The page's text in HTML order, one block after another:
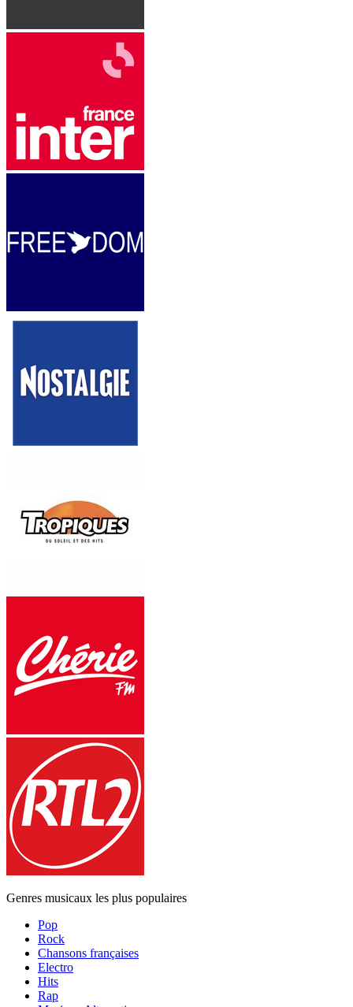
Genres musicaux les plus populaires
Pop
Rock
Chansons françaises
Electro
Hits
Rap